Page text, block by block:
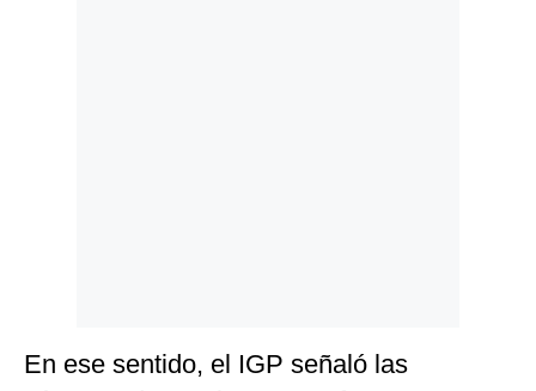
En ese sentido, el IGP señaló las